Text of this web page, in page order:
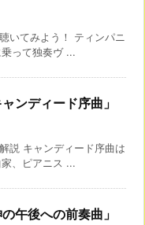
いてみよう！ ティンパニ
って独奏ヴ ...
ンディード序曲」
説 キャンディード序曲は
、ピアニス ...
午後への前奏曲」